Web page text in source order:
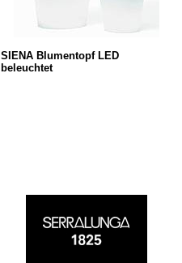
SIENA Blumentopf LED
beleuchtet